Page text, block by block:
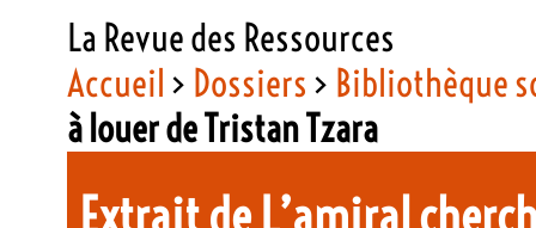
La Revue des Ressources
Accueil > Dossiers > Bibliothèque
à louer de Tristan Tzara